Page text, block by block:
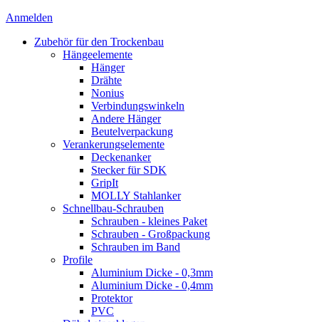
Anmelden
Zubehör für den Trockenbau
Hängeelemente
Hänger
Drähte
Nonius
Verbindungswinkeln
Andere Hänger
Beutelverpackung
Verankerungselemente
Deckenanker
Stecker für SDK
GripIt
MOLLY Stahlanker
Schnellbau-Schrauben
Schrauben - kleines Paket
Schrauben - Großpackung
Schrauben im Band
Profile
Aluminium Dicke - 0,3mm
Aluminium Dicke - 0,4mm
Protektor
PVC